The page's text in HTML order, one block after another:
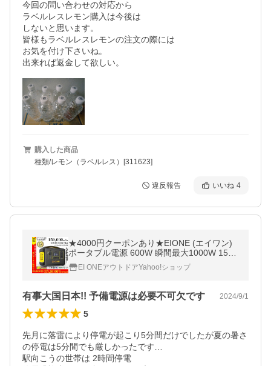
今回の問い合わせの対応から
ラベルレスレモン購入は今後は
しないと思います。
皆様もラベルレスレモンの注文の際には
お気を付け下さいね。
出来れば返金して欲しい。
購入した商品
種類/レモン（ラベルレス）[311623]
違反報告 いいね 4
★4000円クーポンあり★EIONE (エイワン)
ポータブル電源 600W 瞬間最大1000W 1500
00mAh/540Wh PSE認証済 純正弦波 50Hz/6
0Hz切替 最大36ヶ月保証
EI ONEアウトドアYahoo!ショップ
有事大国日本!! 予備電源は必要不可欠です 2024/9/1
5
先月に落雷により停電が起こり5分間だけでしたが夏の暑さ
の停電は5分間でも厳しかったです…
駅向こうの世帯は 2時間停電